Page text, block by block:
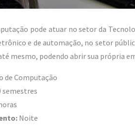
pode atuar no setor da
e de automação, no setor
mesmo, podendo abrir sua própria
de Computação
semestres
Noite